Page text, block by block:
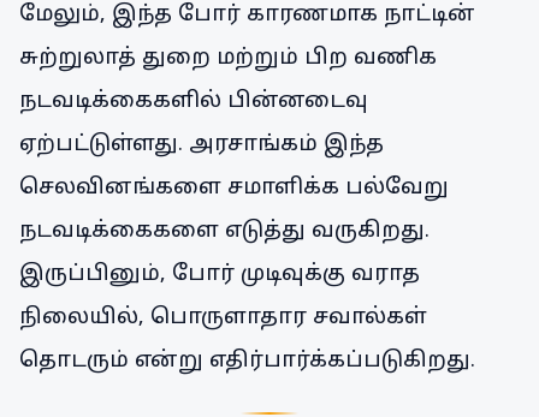
மேலும், இந்த போர் காரணமாக நாட்டின்
சுற்றுலாத் துறை மற்றும் பிற வணிக
நடவடிக்கைகளில் பின்னடைவு
ஏற்பட்டுள்ளது. அரசாங்கம் இந்த
செலவினங்களை சமாளிக்க பல்வேறு
நடவடிக்கைகளை எடுத்து வருகிறது.
இருப்பினும், போர் முடிவுக்கு வராத
நிலையில், பொருளாதார சவால்கள்
தொடரும் என்று எதிர்பார்க்கப்படுகிறது.